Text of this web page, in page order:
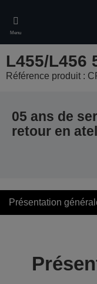
main
content
Menu
L455/L456
Référence produit :
05 ans de
retour en
Présentation